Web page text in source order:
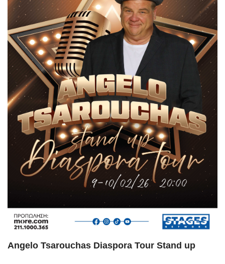
Angelo Tsarouchas Diaspora Tour Stand up